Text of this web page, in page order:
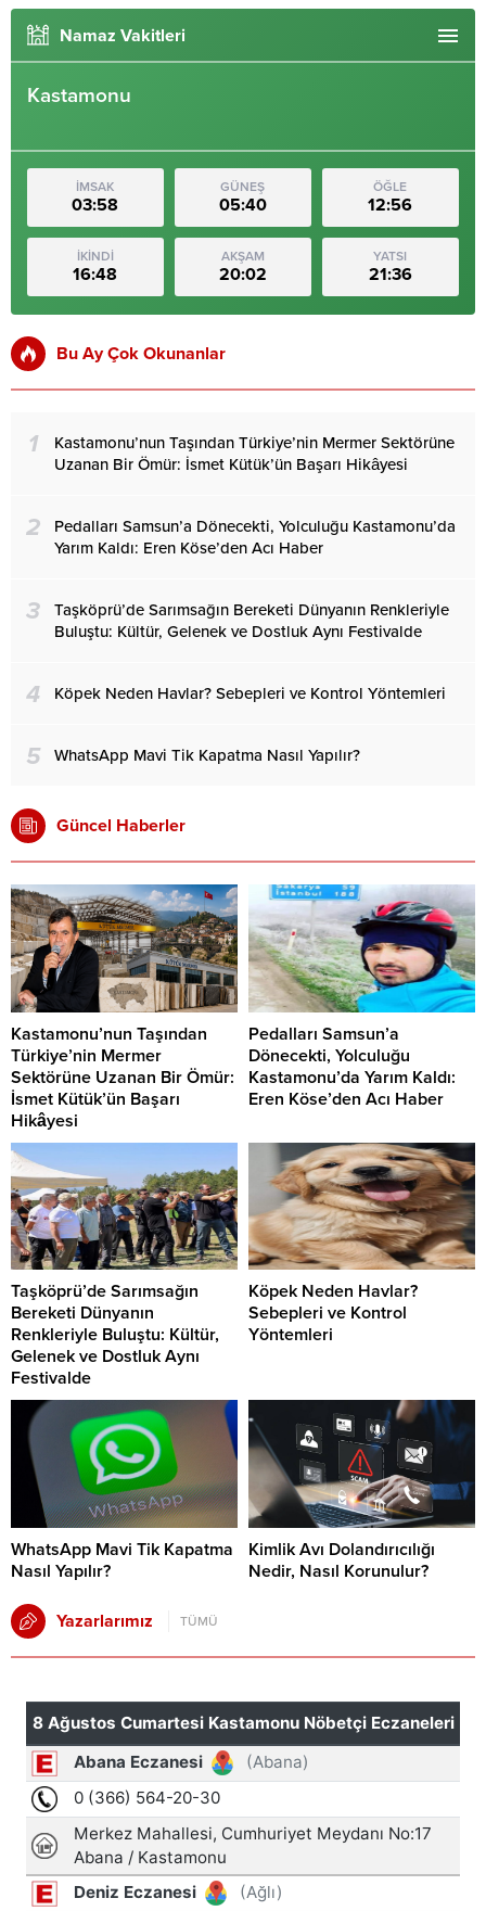
Namaz Vakitleri
Kastamonu
İMSAK
03:58
GÜNEŞ
05:40
ÖĞLE
12:56
İKİNDİ
16:48
AKŞAM
20:02
YATSI
21:36
Bu Ay Çok Okunanlar
1
Kastamonu’nun Taşından Türkiye’nin Mermer Sektörüne
Uzanan Bir Ömür: İsmet Kütük’ün Başarı Hikâyesi
2
Pedalları Samsun’a Dönecekti, Yolculuğu Kastamonu’da
Yarım Kaldı: Eren Köse’den Acı Haber
3
Taşköprü’de Sarımsağın Bereketi Dünyanın Renkleriyle
Buluştu: Kültür, Gelenek ve Dostluk Aynı Festivalde
4 Köpek Neden Havlar? Sebepleri ve Kontrol Yöntemleri
5 WhatsApp Mavi Tik Kapatma Nasıl Yapılır?
Güncel Haberler
Kastamonu’nun Taşından
Türkiye’nin Mermer
Sektörüne Uzanan Bir Ömür:
İsmet Kütük’ün Başarı
Hikâyesi
Pedalları Samsun’a
Dönecekti, Yolculuğu
Kastamonu’da Yarım Kaldı:
Eren Köse’den Acı Haber
Taşköprü’de Sarımsağın
Bereketi Dünyanın
Renkleriyle Buluştu: Kültür,
Gelenek ve Dostluk Aynı
Festivalde
Köpek Neden Havlar?
Sebepleri ve Kontrol
Yöntemleri
WhatsApp Mavi Tik Kapatma
Nasıl Yapılır?
Kimlik Avı Dolandırıcılığı
Nedir, Nasıl Korunulur?
Yazarlarımız TÜMÜ